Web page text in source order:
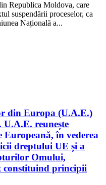
Republica Moldova, care
suspendării proceselor, ca
Națională a...
din Europa (U.A.E.)
reunește
în vederea
dreptului UE și a
Omului,
constituind principii